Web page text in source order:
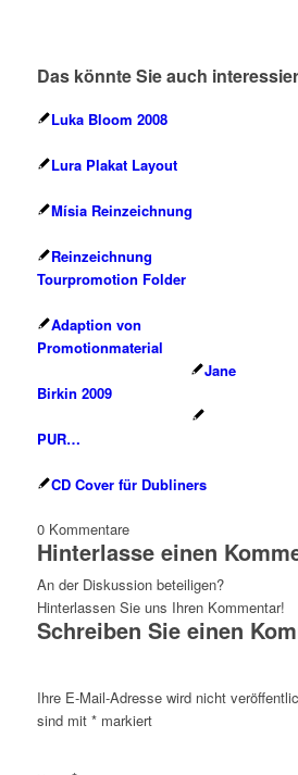
Das könnte Sie auch
Luka Bloom 2008
Lura Plakat Layout
Mísia Reinzeichnung
Reinzeichnung
Tourpromotion Folder
Adaption von
Promotionmaterial
Jane
Birkin 2009
PUR…
CD Cover für Dubliners
0 Kommentare
Hinterlasse einen
An der Diskussion beteiligen?
Hinterlassen Sie uns Ihren Kommentar!
Schreiben Sie einen
Ihre E-Mail-Adresse wird nicht
sind mit *markiert